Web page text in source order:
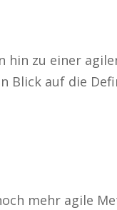
hin zu einer
Blick auf die
mehr agile